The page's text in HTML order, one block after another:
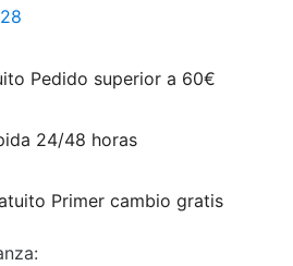
Pedido superior a 60€
24/48 horas
Primer cambio gratis